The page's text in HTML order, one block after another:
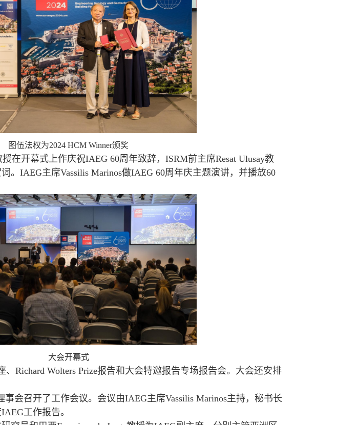
图伍法权为2024 HCM Winner颁奖
开幕式上作庆祝IAEG 60周年致辞，ISRM前主席Resat Ulusay教
。IAEG主席Vassilis Marinos做IAEG 60周年庆主题演讲，并播放60
大会开幕式
Richard Wolters Prize报告和大会特邀报告专场报告会。大会还安排
召开了工作会议。会议由IAEG主席Vassilis Marinos主持，秘书长
工作报告。